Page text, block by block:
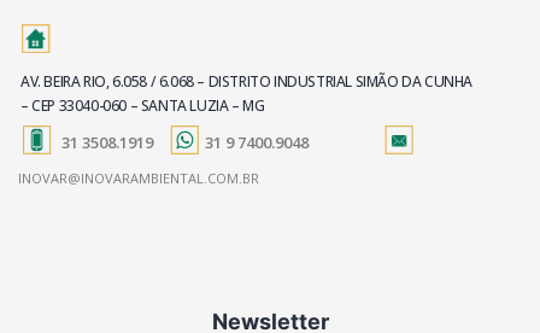
AV. BEIRA RIO, 6.058 / 6.068 – DISTRITO INDUSTRIAL SIMÃO DA CUNHA
– CEP 33040-060 – SANTA LUZIA – MG
31 3508.1919 31 9 7400.9048
INOVAR@INOVARAMBIENTAL.COM.BR
Newsletter